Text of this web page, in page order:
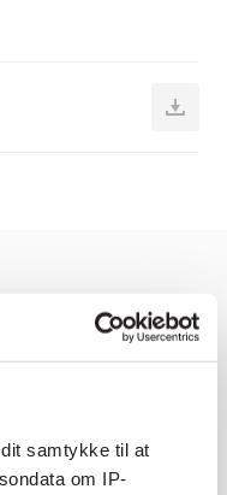
samtykke til at
om IP-
Vi sidder
til
bruge en enkelt farve,
for en